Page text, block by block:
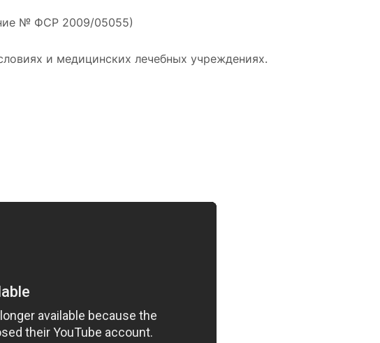
№ ФСР 2009/05055)
и медицинских лечебных учреждениях.